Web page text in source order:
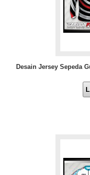
Desain Jersey Sepeda